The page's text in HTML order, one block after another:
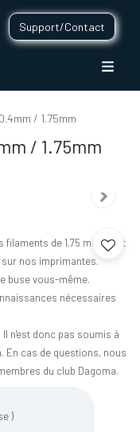
Support/Contact
/ 1.75mm
/ 1.75mm
de 1.75 mm. C'est
nos imprimantes.
buse vous-même.
nécessaires
n'est donc pas soumis à
En cas de questions, nous
du club Dagoma.
)